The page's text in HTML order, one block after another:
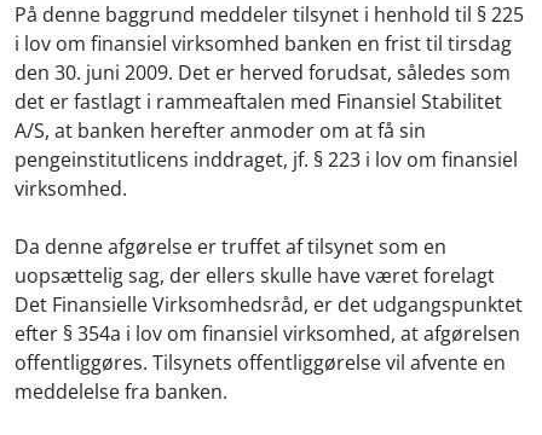
På denne baggrund meddeler tilsynet i henhold til § 225
i lov om finansiel virksomhed banken en frist til tirsdag
den 30. juni 2009. Det er herved forudsat, således som
det er fastlagt i rammeaftalen med Finansiel Stabilitet
A/S, at banken herefter anmoder om at få sin
pengeinstitutlicens inddraget, jf. § 223 i lov om finansiel
virksomhed.
Da denne afgørelse er truffet af tilsynet som en
uopsættelig sag, der ellers skulle have været forelagt
Det Finansielle Virksomhedsråd, er det udgangspunktet
efter § 354a i lov om finansiel virksomhed, at afgørelsen
offentliggøres. Tilsynets offentliggørelse vil afvente en
meddelelse fra banken.